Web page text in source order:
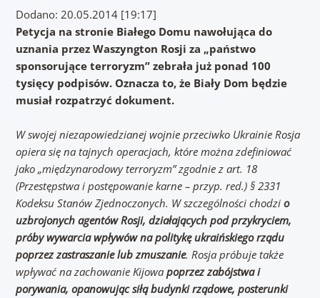
Dodano: 20.05.2014 [19:17]
Petycja na stronie Białego Domu nawołująca do
uznania przez Waszyngton Rosji za „państwo
sponsorujące terroryzm” zebrała już ponad 100
tysięcy podpisów. Oznacza to, że Biały Dom będzie
musiał rozpatrzyć dokument.
W swojej niezapowiedzianej wojnie przeciwko Ukrainie Rosja
opiera się na tajnych operacjach, które można zdefiniować
jako „międzynarodowy terroryzm” zgodnie z art. 18
(Przestępstwa i postępowanie karne – przyp. red.) § 2331
Kodeksu Stanów Zjednoczonych. W szczególności chodzi o
uzbrojonych agentów Rosji, działających pod przykryciem,
próby wywarcia wpływów na politykę ukraińskiego rządu
poprzez zastraszanie lub zmuszanie. Rosja próbuje także
wpływać na zachowanie Kijowa poprzez zabójstwa i
porywania, opanowując siłą budynki rządowe, posterunki